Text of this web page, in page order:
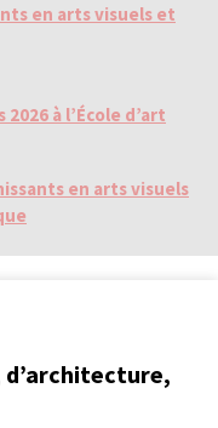
en arts visuels et
à l’École d’art
en arts visuels
d’architecture,